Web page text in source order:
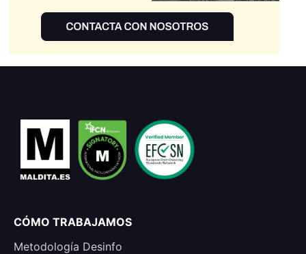
CÓMO TRABAJAMOS
Metodología Desinfo